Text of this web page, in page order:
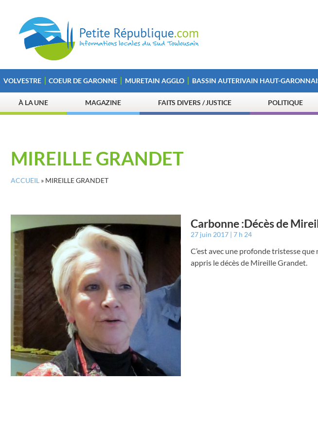
VOLVESTRE COEUR DE GARONNE MURETAIN AGGLO BASSIN AUTERIVAIN HAUT-
À LA UNE MAGAZINE FAITS DIVERS / JUSTICE POLITIQUE
MIREILLE GRANDET
ACCUEIL » MIREILLE GRANDET
Carbonne :Décès de
27 juin 2017 7 h 24
C’est avec une profonde tristesse
appris le décès de Mireille Grandet.